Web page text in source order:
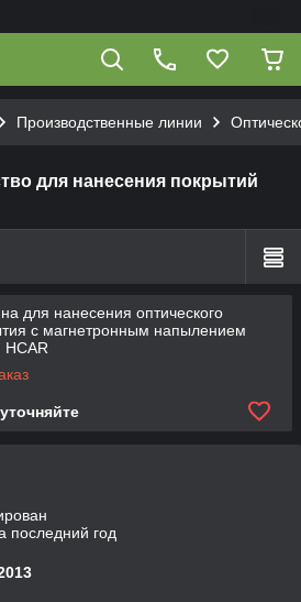
Производственные линии
для нанесения покрытий
для нанесения оптического
с магнетронным напылением
HCAR
последний год